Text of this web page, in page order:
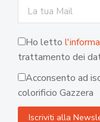
Ho letto
trattamento dei
Acconsento ad
colorificio Gazzera